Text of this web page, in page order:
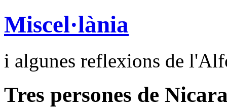
Miscel·lània
i algunes reflexions de
Tres persones de